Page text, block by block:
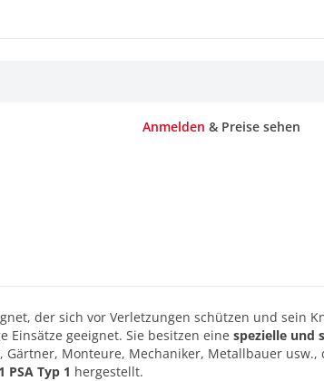
Anmelden & Preise sehen
der sich vor Verletzungen schützen und sein
geeignet. Sie besitzen eine spezielle und
Monteure, Mechaniker, Metallbauer
PSA Typ 1 hergestellt.